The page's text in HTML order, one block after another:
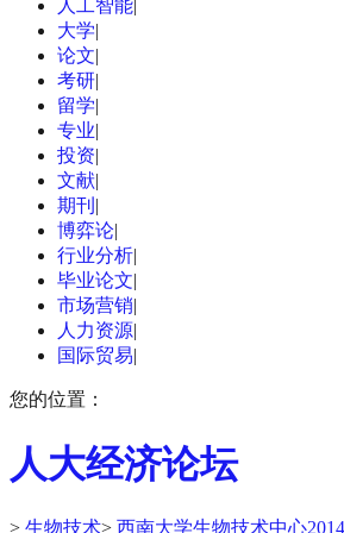
人工智能|
大学|
论文|
考研|
留学|
专业|
投资|
文献|
期刊 |
博弈论|
行业分析|
毕业论文|
市场营销|
人力资源|
国际贸易|
您的位置：
人大经济论坛
> 生物技术> 西南大学生物技术中心